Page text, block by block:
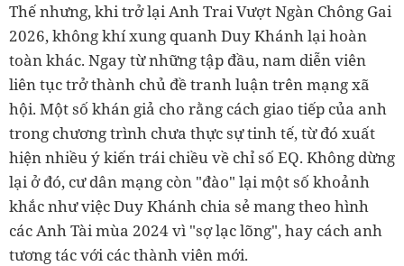
Thế nhưng, khi trở lại Anh Trai Vượt Ngàn Chông Gai
2026, không khí xung quanh Duy Khánh lại hoàn
toàn khác. Ngay từ những tập đầu, nam diễn viên
liên tục trở thành chủ đề tranh luận trên mạng xã
hội. Một số khán giả cho rằng cách giao tiếp của anh
trong chương trình chưa thực sự tinh tế, từ đó xuất
hiện nhiều ý kiến trái chiều về chỉ số EQ. Không dừng
lại ở đó, cư dân mạng còn "đào" lại một số khoảnh
khắc như việc Duy Khánh chia sẻ mang theo hình
các Anh Tài mùa 2024 vì "sợ lạc lõng", hay cách anh
tương tác với các thành viên mới.